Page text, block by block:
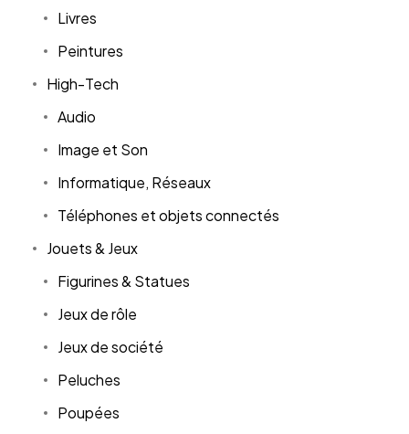
Livres
Peintures
High-Tech
Audio
Image et Son
Informatique, Réseaux
Téléphones et objets connectés
Jouets & Jeux
Figurines & Statues
Jeux de rôle
Jeux de société
Peluches
Poupées